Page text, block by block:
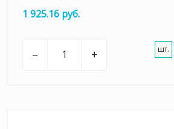
1 925.16 руб.
– + шт.